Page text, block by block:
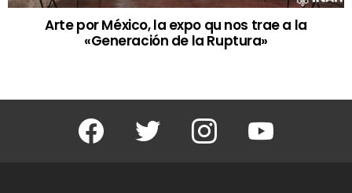
Arte por México, la expo qu nos trae a la
«Generación de la Ruptura»
Facebook Twitter Instagram Youtube